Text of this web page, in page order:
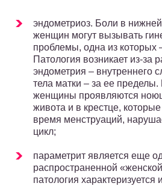
эндометриоз. Боли в
женщин могут вызывать
проблемы, одна из которых
Патология возникает из-за
эндометрия – внутреннего
тела матки – за ее пределы.
женщины проявляются
живота и в крестце,
время менструаций,
цикл;
параметрит является еще
распространенной
патология